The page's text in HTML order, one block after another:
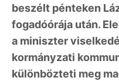
beszélt pénteken
fogadóórája után.
a miniszter
kormányzati
különbözteti meg